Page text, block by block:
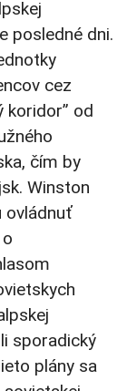
posledné dni.
cez
koridor” od
čím by
Winston
ovládnuť
sporadický
plány sa